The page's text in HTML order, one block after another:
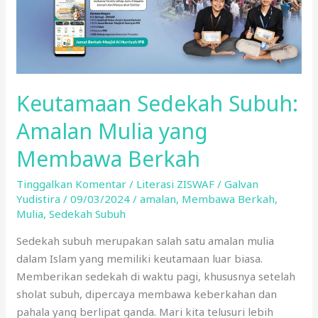
Keutamaan Sedekah Subuh:
Amalan Mulia yang
Membawa Berkah
Tinggalkan Komentar / Literasi ZISWAF /Galvan
Yudistira/09/03/2024/amalan, Membawa Berkah,
Mulia,Sedekah Subuh
Sedekah subuh merupakan salah satu amalan mulia
dalam Islam yang memiliki keutamaan luar biasa.
Memberikan sedekah di waktu pagi, khususnya setelah
sholat subuh, dipercaya membawa keberkahan dan
pahala yang berlipat ganda. Mari kita telusuri lebih